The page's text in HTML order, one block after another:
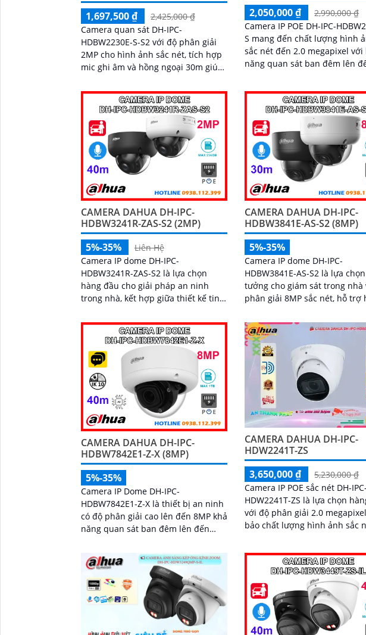
1,697,500 ₫
2,425,000 ₫
Camera quan sát DH-IPC-
HDBW2230E-S-S2 với độ phân giải
2MP cho hình ảnh sắc nét, tích hợp
mic ghi âm và hồng ngoại 30m giúp
trợ khe cắm thẻ nhớ lên đến 256GB
phát hiện thông minh, phù hợp cho
gia đình, cửa hàng với giá thành
hợp lý
2,050,000 ₫
2,990,000 ₫
Camera IP POE DH-IPC-
S mang đến chất lượng hình
sắc nét đến 2.0 megapixel với
năng quan sát ban đêm lên
CAMERA DAHUA DH-IPC-
HDBW3241R-ZAS-S2 (2MP)
5%-35%
Liên Hệ
Camera IP dome DH-IPC-
HDBW3241R-ZAS-S2 là lựa chọn
hàng đầu cho giải pháp an ninh
trong nhà, kết hợp giữa thiết kế tinh
giải 2MP, tầm nhìn hồng ngoại 40m,
micro tích hợp ghi âm, cùng khả
năng nhận diện chính xác người và
phương tiện, camera giúp giám sát
chính xác, giảm thiểu cảnh báo sai,
hỗ trợ khe thẻ nhớ lên đến 256GB
và cấp nguồn PoE
CAMERA DAHUA DH-IPC-
HDBW3841E-AS-S2 (8MP)
5%-35%
Camera IP dome DH-IPC-
HDBW3841E-AS-S2 là lựa
tưởng cho giám sát trong nhà
phân giải 8MP sắc nét, hỗ trợ
rõ ràng. Sở hữu công nghệ AI thông
minh, camera có khả năng
diện và phân biệt chuyển động
người và phương tiện, tăng độ
xác trong cảnh báo an ninh
CAMERA DAHUA DH-IPC-
HDBW7842E1-Z-X (8MP)
5%-35%
Camera IP Dome DH-IPC-
HDBW7842E1-Z-X là thiết bị an ninh
có độ phân giải cao lên đến 8MP khả
năng quan sát ban đêm lên đến
đàm thoại hai chiều, camera mang
đến trải nghiệm giám sát toàn diện.
Đặc biệt, các tính năng AI thông
minh như nhận diện khuôn mặt và
đếm người giúp nâng cao hiệu quả
quản lý và an ninh cho mọi không
gian trong nhà
CAMERA DAHUA DH-IPC-
HDW2241T-ZS
3,650,000 ₫
5,230,000 ₫
Camera IP POE sắc nét DH-IPC-
HDW2241T-ZS là lựa chọn
với độ phân giải 2.0
bảo chất lượng hình ảnh sắc
thông qua hồng...